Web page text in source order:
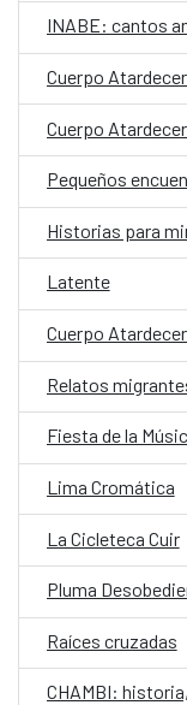
INABE: cantos
Cuerpo
Pequeños
Historias para
Latente
Cuerpo
Relatos
Fiesta de la
Lima Cromática
La Cicleteca Cuir
Pluma
Raíces cruzadas
CHAMBI: